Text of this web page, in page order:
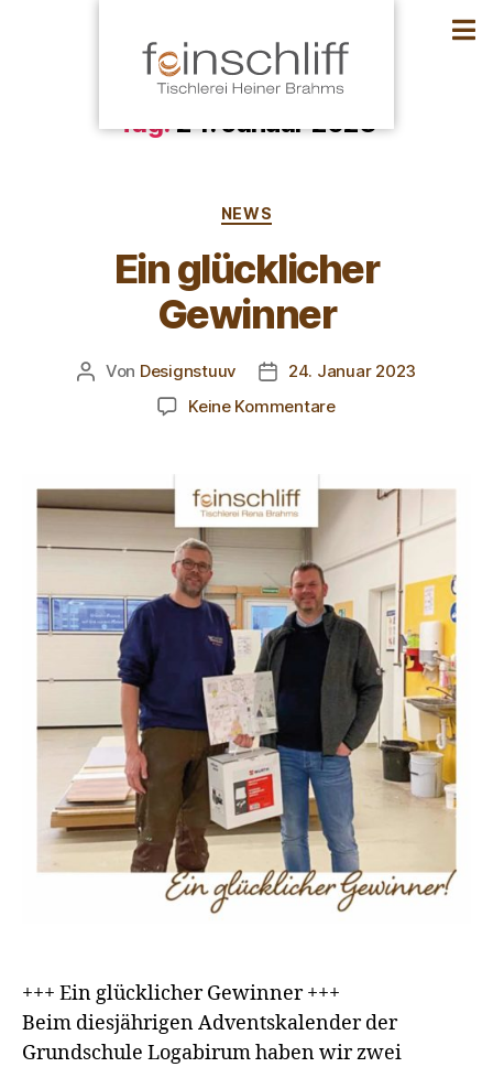
Tag:24. Januar 2023
NEWS
Ein glücklicher
Gewinner
Von Designstuuv
24. Januar 2023
Keine Kommentare
+++ Ein glücklicher Gewinner +++
Beim diesjährigen Adventskalender der
Grundschule Logabirum haben wir zwei